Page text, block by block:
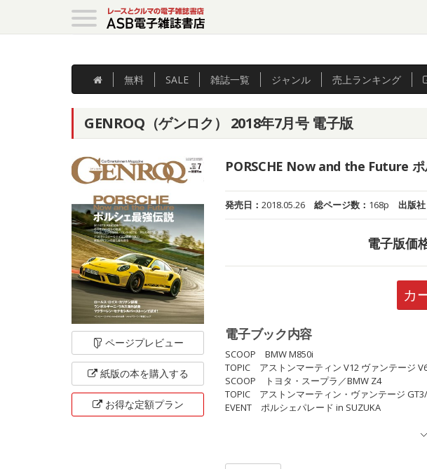
無料 SALE 雑誌一覧 ジャンル 売上ランキング
GENROQ（ゲンロク） 2018年7月号 電子版
ページプレビュー
紙版の本を購入する
お得な定額プラン
PORSCHE Now and the Future ポ
発売日：2018.05.26 総ページ数： 168p 出版
電子版価
カ
電子ブック内容
SCOOP BMW M850i
TOPIC アストンマーティン V12 ヴァンテージ
SCOOP トヨタ・スープラ／BMW Z4
TOPIC アストンマーティン・ヴァンテージ
EVENT ポルシェパレード in SUZUKA